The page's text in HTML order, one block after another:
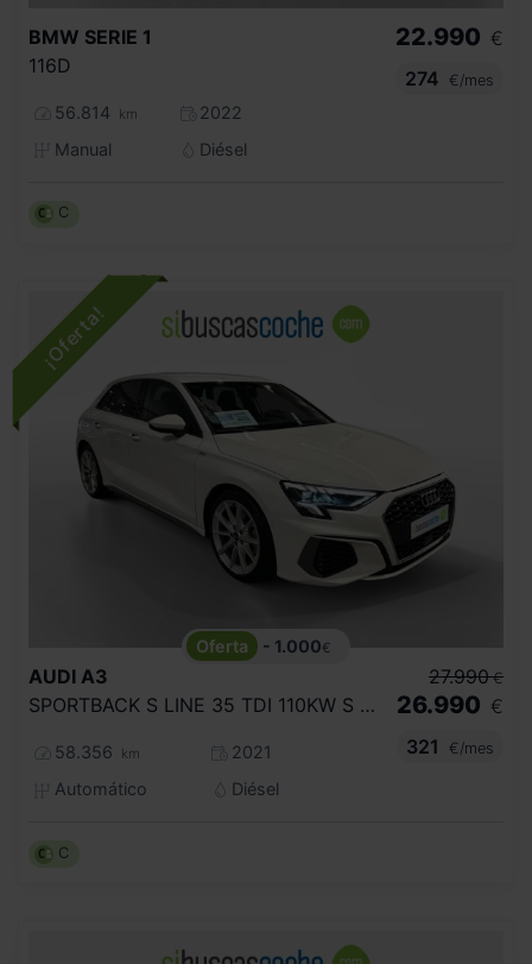
BMW SERIE 1
116D
56.814 km
2022
Manual
Diésel
22.990 €
274
€/mes
C
- 1.000€
AUDI A3
SPORTBACK S LINE 35 TDI 110KW S TRONIC
58.356 km
2021
Automático
Diésel
27.990 €
26.990 €
321
€/mes
C